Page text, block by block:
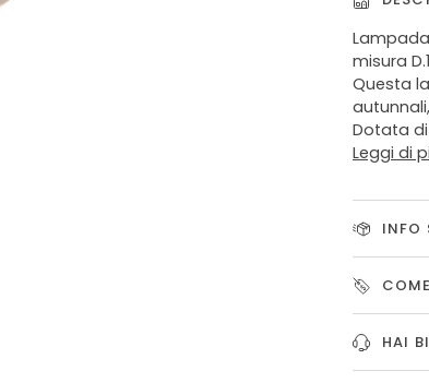
misura
Questa
Dotata di
Leggi di
INFO
HAI